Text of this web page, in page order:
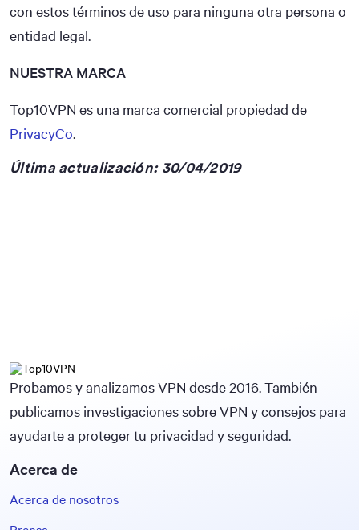
con estos términos de uso para ninguna otra persona o
entidad legal.
NUESTRA MARCA
Top10VPN es una marca comercial propiedad de
PrivacyCo.
Última actualización: 30/04/2019
Probamos y analizamos VPN desde 2016. También
publicamos investigaciones sobre VPN y consejos para
ayudarte a proteger tu privacidad y seguridad.
Acerca de
Acerca de nosotros